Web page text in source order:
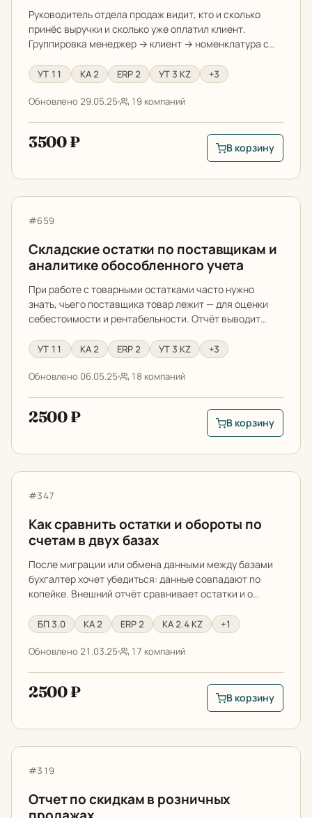
Руководитель отдела продаж видит, кто и сколько
принёс выручки и сколько уже оплатил клиент.
Группировка менеджер → клиент → номенклатура с…
УТ 11 КА 2 ERP 2 УТ 3 KZ +3
Обновлено 29.05.25 19 компаний
3500 ₽
В корзину: Как
В корзину
Складские остатки по поставщикам и аналитике
Артикул:
#659
Складские остатки по поставщикам и
аналитике обособленного учета
При работе с товарными остатками часто нужно
знать, чьего поставщика товар лежит — для оценки
себестоимости и рентабельности. Отчёт выводит…
УТ 11 КА 2 ERP 2 УТ 3 KZ +3
Обновлено 06.05.25 18 компаний
2500 ₽
В корзину:
В корзину
Как сравнить остатки и обороты по счетам в двух
Артикул:
#347
Как сравнить остатки и обороты по
счетам в двух базах
После миграции или обмена данными между базами
бухгалтер хочет убедиться: данные совпадают по
копейке. Внешний отчёт сравнивает остатки и о…
БП 3.0 КА 2 ERP 2 КА 2.4 KZ +1
Обновлено 21.03.25 17 компаний
2500 ₽
В корзину: Как
В корзину
Отчет по скидкам в розничных продажах
Артикул:
#319
Отчет по скидкам в розничных